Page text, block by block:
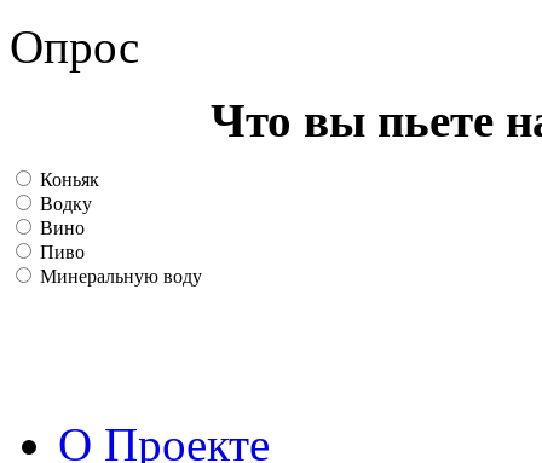
Опрос
Что вы пьете
Коньяк
Водку
Вино
Пиво
Минеральную воду
О Проекте